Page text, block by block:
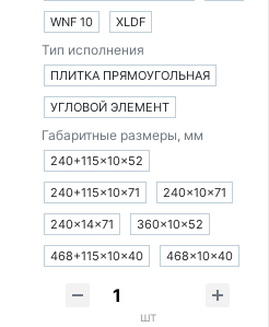
WNF 10 XLDF
Тип исполнения
ПЛИТКА ПРЯМОУГОЛЬНАЯ
УГЛОВОЙ ЭЛЕМЕНТ
Габаритные размеры, мм
240+115×10×52
240+115×10×71 240×10×71
240×14×71 360×10×52
468+115×10×40 468×10×40
шт